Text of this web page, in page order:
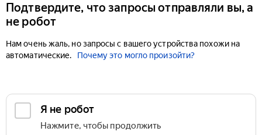
Подтвердите, что запросы отправляли вы, а
не робот
Нам очень жаль, но запросы с вашего устройства похожи на
автоматические.
Почему это могло произойти?